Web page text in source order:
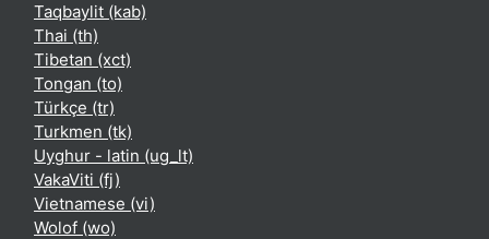
Taqbaylit ‎(kab)‎
Thai ‎(th)‎
Tibetan ‎(xct)‎
Tongan ‎(to)‎
Türkçe ‎(tr)‎
Turkmen ‎(tk)‎
Uyghur - latin ‎(ug_lt)‎
VakaViti ‎(fj)‎
Vietnamese ‎(vi)‎
Wolof ‎(wo)‎